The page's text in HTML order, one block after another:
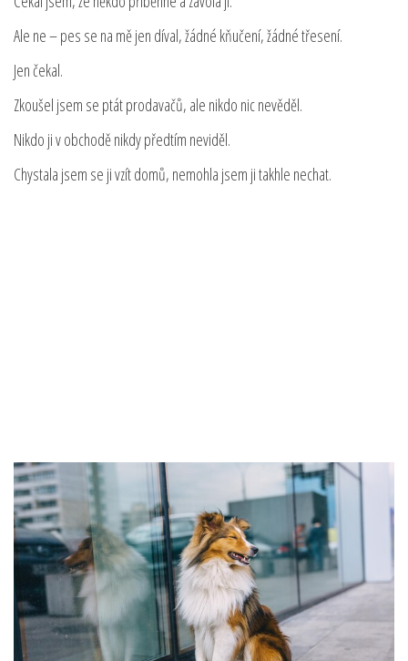
Ale ne – pes se na mě jen díval, žádné kňučení, žádné třesení.
Jen čekal.
Zkoušel jsem se ptát prodavačů, ale nikdo nic nevěděl.
Nikdo ji v obchodě nikdy předtím neviděl.
Chystala jsem se ji vzít domů, nemohla jsem ji takhle nechat.